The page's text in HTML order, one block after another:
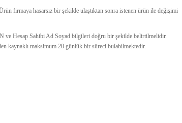
firmaya hasarsız bir şekilde ulaştıktan sonra istenen ürün ile değişimi
ve Hesap Sahibi Ad Soyad bilgileri doğru bir şekilde belirtilmelidir.
kaynaklı maksimum 20 günlük bir süreci bulabilmektedir.